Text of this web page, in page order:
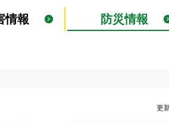
情報 防災情報
更